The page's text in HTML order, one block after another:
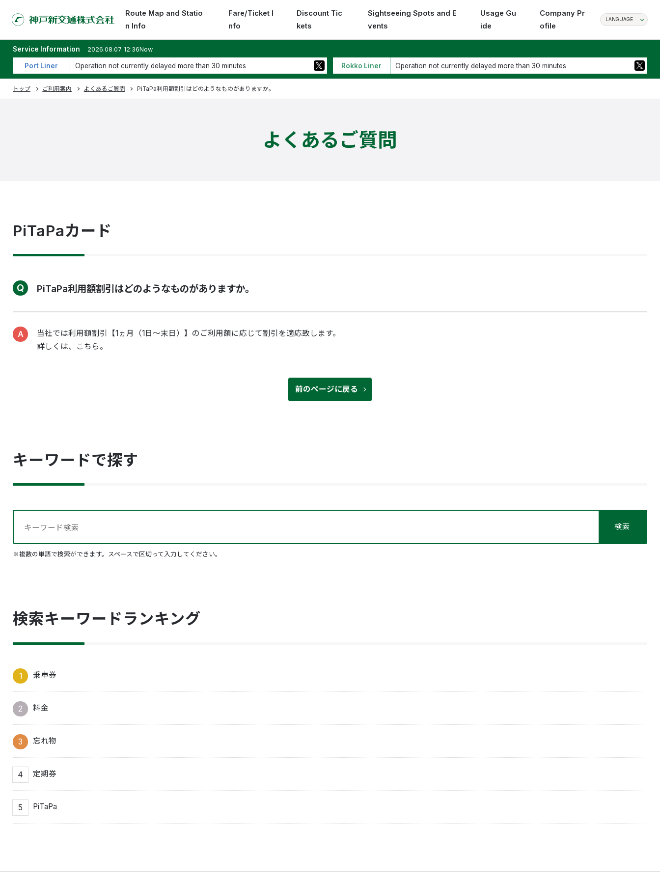
Route Map and Statio
n Info
Fare/Ticket I
nfo
Discount Tic
kets
Sightseeing Spots and E
vents
Usage Gu
ide
Company Pr
ofile
LANGUAGE
Service Information 2026.08.07 12:36Now
Port Liner Operation not currently delayed more than 30 minutes Rokko Liner Operation not currently delayed more than 30 minutes
トップ ご利用案内 よくあるご質問 PiTaPa利用額割引はどのようなものがありますか。
よくあるご質問
PiTaPaカード
PiTaPa利用額割引はどのようなものがありますか。
当社では利用額割引【1ヵ月（1日～末日）】のご利用額に応じて割引を適応致します。
詳しくは、こちら。
前のページに戻る
キーワードで探す
※複数の単語で検索ができます。スペースで区切って入力してください。
検索キーワードランキング
乗車券
料金
忘れ物
定期券
PiTaPa